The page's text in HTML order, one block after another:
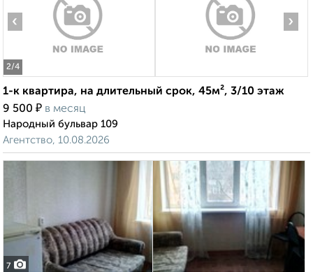
2/4
‹ ›
1-к квартира, на длительный срок, 45м², 3/10 этаж
9 500 ₽ в месяц
Народный бульвар 109
Агентство, 10.08.2026
7